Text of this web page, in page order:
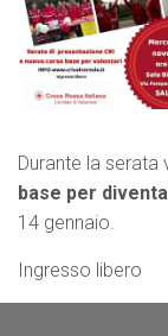
Durante la serata
base per
14 gennaio.
Ingresso libero